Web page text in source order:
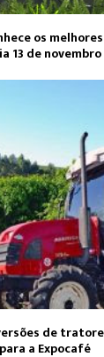
os
13 de novembro
de
a Expocafé